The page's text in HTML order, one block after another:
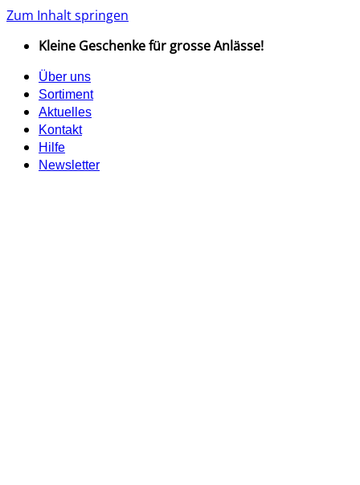
Zum Inhalt springen
Kleine Geschenke für grosse Anlässe!
Über uns
Sortiment
Aktuelles
Kontakt
Hilfe
Newsletter